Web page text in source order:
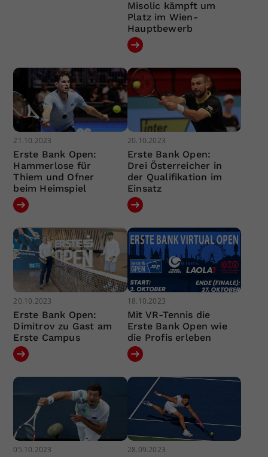
Misolic kämpft um
Platz im Wien-
Hauptbewerb
21.10.2023
Erste Bank Open:
Hammerlose für
Thiem und Ofner
beim Heimspiel
20.10.2023
Erste Bank Open:
Drei Österreicher in
der Qualifikation im
Einsatz
20.10.2023
Erste Bank Open:
Dimitrov zu Gast am
Erste Campus
18.10.2023
Mit VR-Tennis die
Erste Bank Open wie
die Profis erleben
05.10.2023 28.09.2023